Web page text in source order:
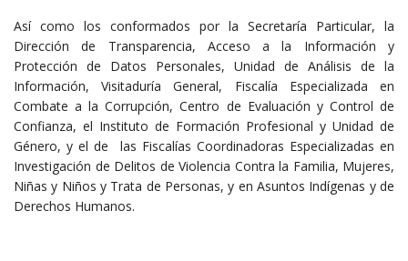
Así como los conformados por la Secretaría Particular, la
Dirección de Transparencia, Acceso a la Información y
Protección de Datos Personales, Unidad de Análisis de la
Información, Visitaduría General, Fiscalía Especializada en
Combate a la Corrupción, Centro de Evaluación y Control de
Confianza, el Instituto de Formación Profesional y Unidad de
Género, y el de las Fiscalías Coordinadoras Especializadas en
Investigación de Delitos de Violencia Contra la Familia, Mujeres,
Niñas y Niños y Trata de Personas, y en Asuntos Indígenas y de
Derechos Humanos.